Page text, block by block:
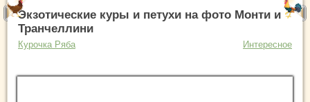
Экзотические куры и петухи на фото Монти и
Транчеллини
Курочка Ряба Интересное